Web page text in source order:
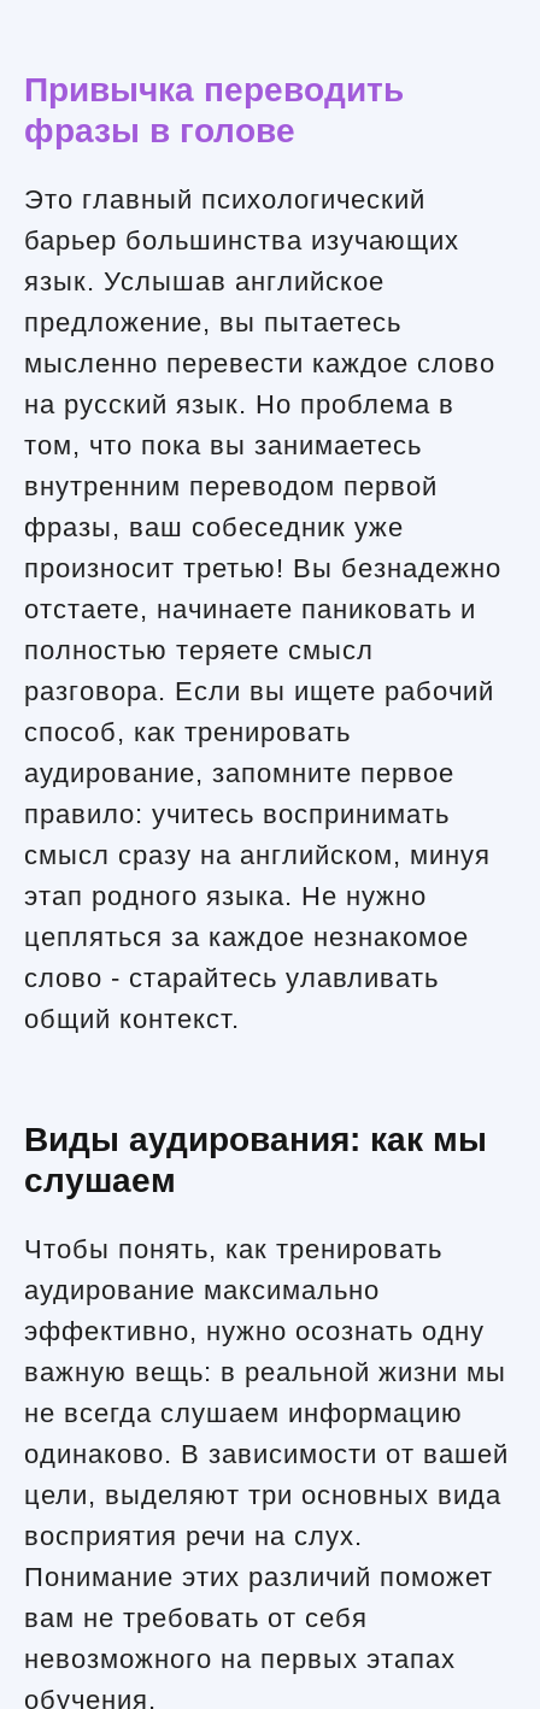
Привычка переводить
фразы в голове
Это главный психологический
барьер большинства изучающих
язык. Услышав английское
предложение, вы пытаетесь
мысленно перевести каждое слово
на русский язык. Но проблема в
том, что пока вы занимаетесь
внутренним переводом первой
фразы, ваш собеседник уже
произносит третью! Вы безнадежно
отстаете, начинаете паниковать и
полностью теряете смысл
разговора. Если вы ищете рабочий
способ, как тренировать
аудирование, запомните первое
правило: учитесь воспринимать
смысл сразу на английском, минуя
этап родного языка. Не нужно
цепляться за каждое незнакомое
слово - старайтесь улавливать
общий контекст.
Виды аудирования: как мы
слушаем
Чтобы понять, как тренировать
аудирование максимально
эффективно, нужно осознать одну
важную вещь: в реальной жизни мы
не всегда слушаем информацию
одинаково. В зависимости от вашей
цели, выделяют три основных вида
восприятия речи на слух.
Понимание этих различий поможет
вам не требовать от себя
невозможного на первых этапах
обучения.